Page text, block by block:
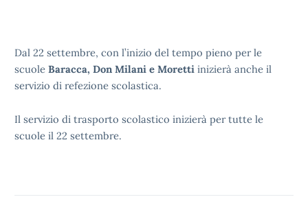
Dal 22 settembre, con l’inizio del tempo pieno per le
scuole Baracca, Don Milani e Moretti inizierà anche il
servizio di refezione scolastica.
Il servizio di trasporto scolastico inizierà per tutte le
scuole il 22 settembre.